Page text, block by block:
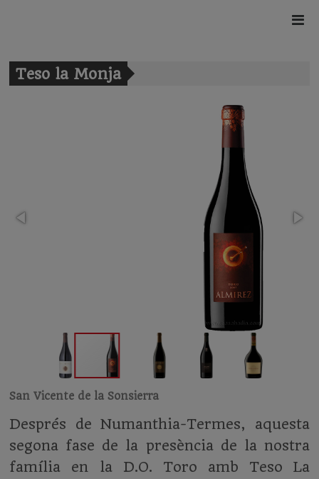
Teso la Monja
San Vicente de la Sonsierra
Després de Numanthia-Termes, aquesta
segona fase de la presència de la nostra
família en la D.O. Toro amb Teso La